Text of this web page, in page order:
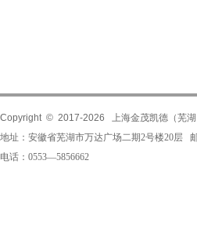
Copyright © 2017-2026
上海金茂凯德（芜
地址：安徽省芜湖市万达广场二期2号楼20层
电话：0553—5856662